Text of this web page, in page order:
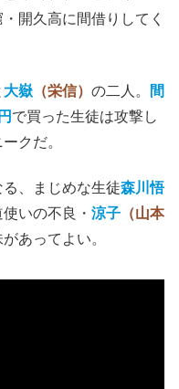
開久高に間借りしてく
大嶽 （栄信） の二人。
間
で買った生徒は攻撃し
クだ。
、まじめな生徒森川悟
いの不良・ 涼子 （山本
あってよい。